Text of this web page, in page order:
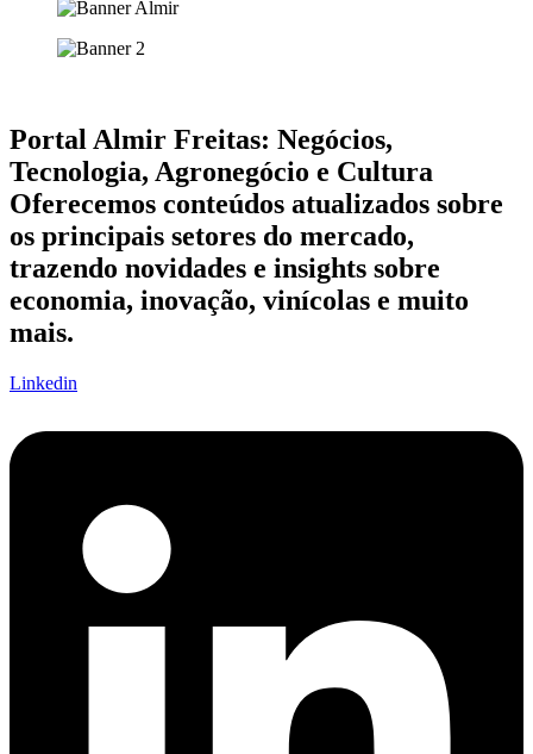
Portal Almir Freitas: Negócios,
Tecnologia, Agronegócio e Cultura
Oferecemos conteúdos atualizados sobre
os principais setores do mercado,
trazendo novidades e insights sobre
economia, inovação, vinícolas e muito
mais.
Linkedin